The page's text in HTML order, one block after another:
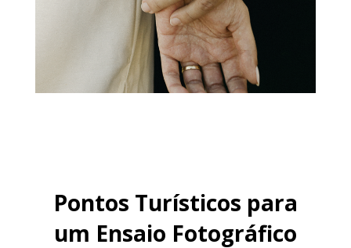
Pontos Turísticos para
um Ensaio Fotográfico